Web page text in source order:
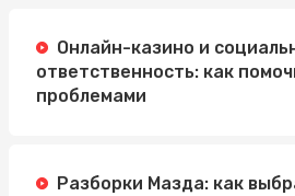
Онлайн-казино и
ответственность: как
проблемами
Разборки Мазда: как